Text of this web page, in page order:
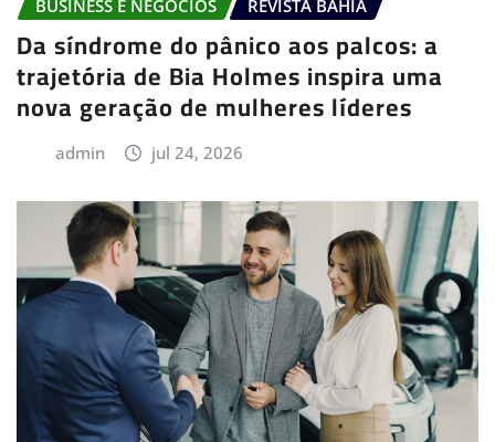
BUSINESS E NEGÓCIOS REVISTA BAHIA
Da síndrome do pânico aos palcos: a
trajetória de Bia Holmes inspira uma
nova geração de mulheres líderes
admin jul 24, 2026